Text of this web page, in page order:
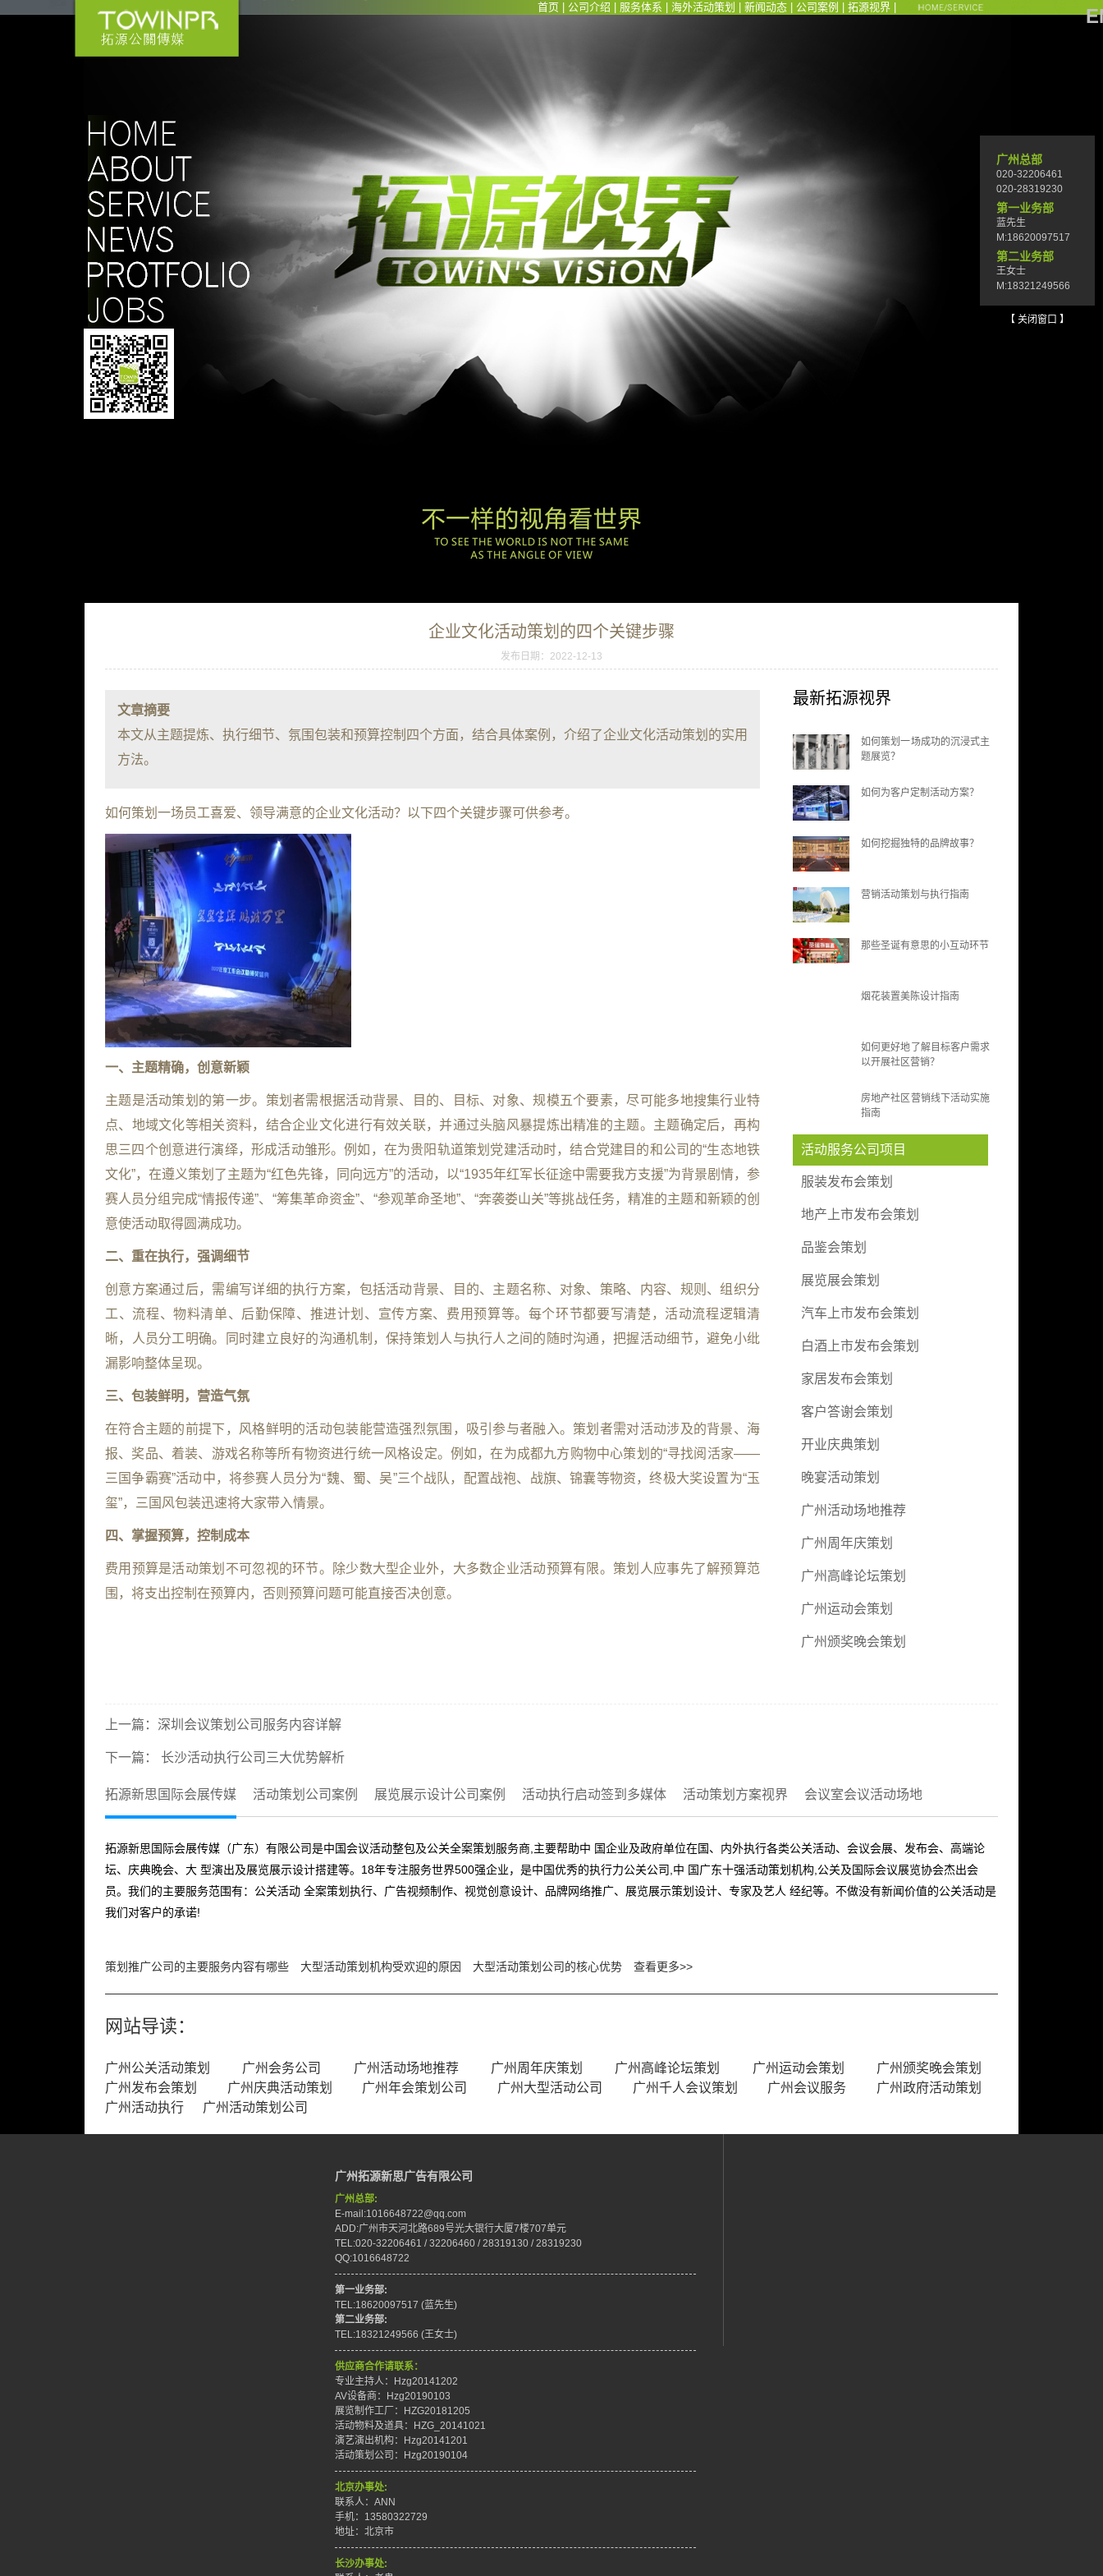
首页 公司介绍 服务体系 海外活动策划 新闻动态 公司案例 拓源视界
企业文化活动策划的四个关键步骤
发布日期：2022-12-13
文章摘要
本文从主题提炼、执行细节、氛围包装和预算控制四个方面，结合具体案例，介绍了企业文化活动策划的实用
方法。
如何策划一场员工喜爱、领导满意的企业文化活动？以下四个关键步骤可供参考。
一、主题精确，创意新颖
主题是活动策划的第一步。策划者需根据活动背景、目的、目标、对象、规模五个要素，尽可能多地搜集行业特
点、地域文化等相关资料，结合企业文化进行有效关联，并通过头脑风暴提炼出精准的主题。主题确定后，再构
思三四个创意进行演绎，形成活动雏形。例如，在为贵阳轨道策划党建活动时，结合党建目的和公司的“生态地铁
文化”，在遵义策划了主题为“红色先锋，同向远方”的活动，以“1935年红军长征途中需要我方支援”为背景剧情，参
赛人员分组完成“情报传递”、“筹集革命资金”、“参观革命圣地”、“奔袭娄山关”等挑战任务，精准的主题和新颖的创
意使活动取得圆满成功。
二、重在执行，强调细节
创意方案通过后，需编写详细的执行方案，包括活动背景、目的、主题名称、对象、策略、内容、规则、组织分
工、流程、物料清单、后勤保障、推进计划、宣传方案、费用预算等。每个环节都要写清楚，活动流程逻辑清
晰，人员分工明确。同时建立良好的沟通机制，保持策划人与执行人之间的随时沟通，把握活动细节，避免小纰
漏影响整体呈现。
三、包装鲜明，营造气氛
在符合主题的前提下，风格鲜明的活动包装能营造强烈氛围，吸引参与者融入。策划者需对活动涉及的背景、海
报、奖品、着装、游戏名称等所有物资进行统一风格设定。例如，在为成都九方购物中心策划的“寻找阅活家——
三国争霸赛”活动中，将参赛人员分为“魏、蜀、吴”三个战队，配置战袍、战旗、锦囊等物资，终极大奖设置为“玉
玺”，三国风包装迅速将大家带入情景。
四、掌握预算，控制成本
费用预算是活动策划不可忽视的环节。除少数大型企业外，大多数企业活动预算有限。策划人应事先了解预算范
围，将支出控制在预算内，否则预算问题可能直接否决创意。
最新拓源视界
如何策划一场成功的沉浸式主
题展览？
如何为客户定制活动方案？
如何挖掘独特的品牌故事？
营销活动策划与执行指南
那些圣诞有意思的小互动环节
烟花装置美陈设计指南
如何更好地了解目标客户需求
以开展社区营销？
房地产社区营销线下活动实施
指南
活动服务公司项目
服装发布会策划
地产上市发布会策划
品鉴会策划
展览展会策划
汽车上市发布会策划
白酒上市发布会策划
家居发布会策划
客户答谢会策划
开业庆典策划
晚宴活动策划
广州活动场地推荐
广州周年庆策划
广州高峰论坛策划
广州运动会策划
广州颁奖晚会策划
上一篇： 深圳会议策划公司服务内容详解
下一篇： 长沙活动执行公司三大优势解析
拓源新思国际会展传媒 活动策划公司案例 展览展示设计公司案例 活动执行启动签到多媒体 活动策划方案视界 会议室会议活动场地
拓源新思国际会展传媒（广东）有限公司是中国会议活动整包及公关全案策划服务商,主要帮助中 国企业及政府单位在国、内外执行各类公关活动、会议会展、发布会、高端论
坛、庆典晚会、大 型演出及展览展示设计搭建等。18年专注服务世界500强企业，是中国优秀的执行力公关公司,中 国广东十强活动策划机构,公关及国际会议展览协会杰出会
员。我们的主要服务范围有：公关活动 全案策划执行、广告视频制作、视觉创意设计、品牌网络推广、展览展示策划设计、专家及艺人 经纪等。不做没有新闻价值的公关活动是
我们对客户的承诺!
策划推广公司的主要服务内容有哪些 大型活动策划机构受欢迎的原因 大型活动策划公司的核心优势 查看更多>>
网站导读：
广州公关活动策划 广州会务公司 广州活动场地推荐 广州周年庆策划 广州高峰论坛策划 广州运动会策划
广州颁奖晚会策划
广州发布会策划
广州庆典活动策划 广州年会策划公司 广州大型活动公司 广州千人会议策划 广州会议服务
广州政府活动策划
广州活动执行
广州活动策划公司
广州拓源新思广告有限公司
广州总部:
E-mail:1016648722@qq.com
ADD:广州市天河北路689号光大银行大厦7楼707单元
TEL:020-32206461 / 32206460 / 28319130 / 28319230
QQ:1016648722
第一业务部:
TEL:18620097517 (蓝先生)
第二业务部:
TEL:18321249566 (王女士)
供应商合作请联系：
专业主持人：Hzg20141202
AV设备商：Hzg20190103
展览制作工厂：HZG20181205
活动物料及道具：HZG_20141021
演艺演出机构：Hzg20141201
活动策划公司：Hzg20190104
北京办事处:
联系人：ANN
手机：13580322729
地址：北京市
长沙办事处:
广州总部
020-32206461
020-28319230
第一业务部
蓝先生
M:18620097517
第二业务部
王女士
M:18321249566
【 关闭窗口 】